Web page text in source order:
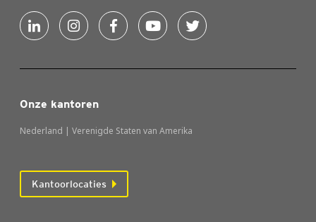
Onze kantoren
Nederland | Verenigde Staten van Amerika
Kantoorlocaties